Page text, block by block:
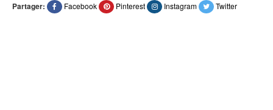
Partager: Facebook Pinterest Instagram Twitter